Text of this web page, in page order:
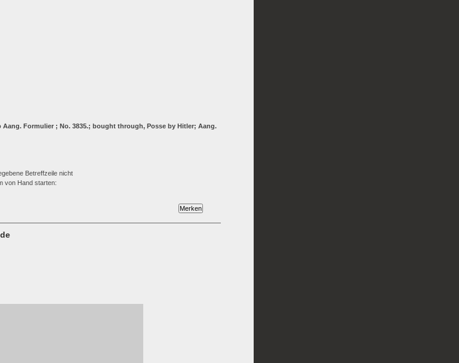
Formulier ; No. 3835.; bought through, Posse by Hitler; Aang.
Betreffzeile nicht
von Hand starten: